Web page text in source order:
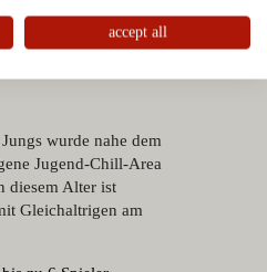
wurde nahe dem
Jugend-Chill-Area
diesem Alter ist
Gleichaltrigen am
accept all